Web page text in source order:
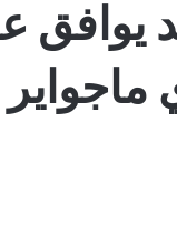
ماجواير